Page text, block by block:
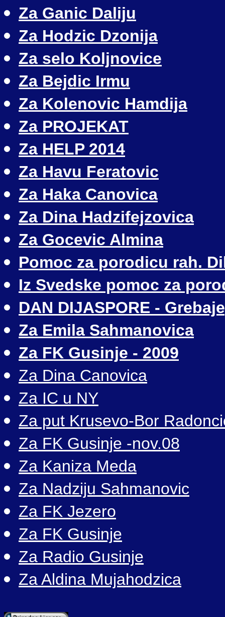
Za Ganic Daliju
Za Hodzic Dzonija
Za selo Koljnovice
Za Bejdic Irmu
Za Kolenovic Hamdija
Za PROJEKAT
Za HELP 2014
Za Havu Feratovic
Za Haka Canovica
Za Dina Hadzifejzovica
Za Gocevic Almina
Pomoc za porodicu rah.
Iz Svedske pomoc za
DAN DIJASPORE -
Za Emila Sahmanovica
Za FK Gusinje - 2009
Za Dina Canovica
Za IC u NY
Za put Krusevo-Bor
Za FK Gusinje -nov.08
Za Kaniza Meda
Za Nadziju Sahmanovic
Za FK Jezero
Za FK Gusinje
Za Radio Gusinje
Za Aldina Mujahodzica